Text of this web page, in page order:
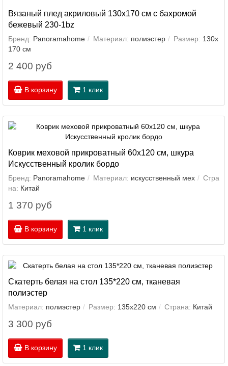
Вязаный плед акриловый 130х170 см с бахромой
бежевый 230-1bz
Бренд: Panoramahome Материал: полиэстер Размер: 130х
170 см
2 400 руб
В корзину 1 клик
Коврик меховой прикроватный 60х120 см, шкура
Искусственный кролик бордо
Бренд: Panoramahome Материал: искусственный мех
Стра
на: Китай
1 370 руб
В корзину 1 клик
Скатерть белая на стол 135*220 см, тканевая
полиэстер
Материал: полиэстер Размер: 135х220 см Страна: Китай
3 300 руб
В корзину 1 клик